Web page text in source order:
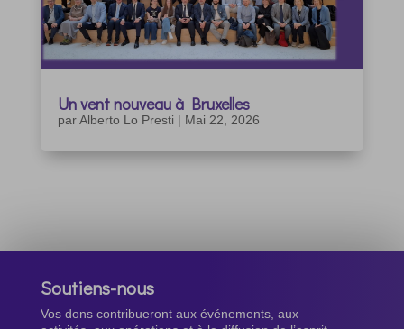
Un vent nouveau à Bruxelles
parAlberto Lo Presti | Mai 22, 2026
Soutiens-nous
Vos dons contribueront aux événements, aux